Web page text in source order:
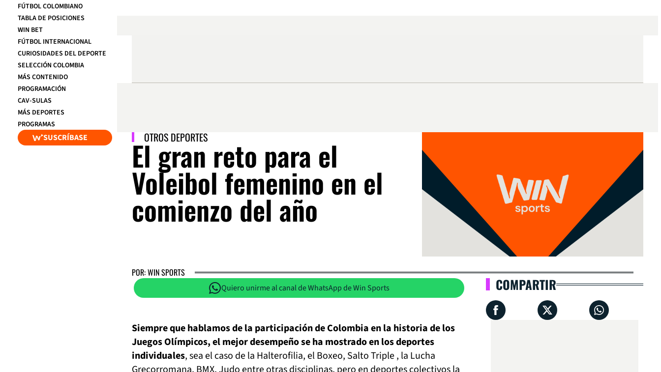
FÚTBOL COLOMBIANO
TABLA DE POSICIONES
WIN BET
FÚTBOL INTERNACIONAL
CURIOSIDADES DEL DEPORTE
SELECCIÓN COLOMBIA
MÁS CONTENIDO
PROGRAMACIÓN
CAV-SULAS
MÁS DEPORTES
PROGRAMAS
SUSCRÍBASE OTROS DEPORTES
El gran reto para el
Voleibol femenino en el
comienzo del año
POR: WIN SPORTS
Quiero unirme al canal de WhatsApp de Win Sports
Siempre que hablamos de la participación de Colombia en la historia de los
Juegos Olímpicos, el mejor desempeño se ha mostrado en los deportes
individuales, sea el caso de la Halterofilia, el Boxeo, Salto Triple , la Lucha
COMPARTIR